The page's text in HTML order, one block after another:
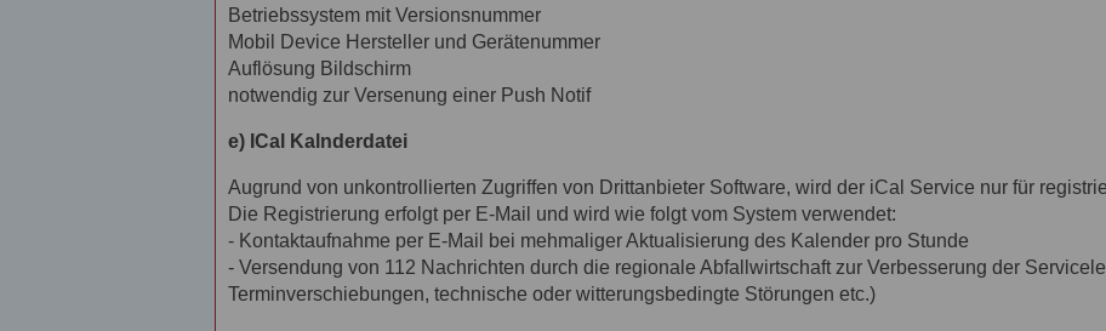
Betriebssystem mit Versionsnummer
Mobil Device Hersteller und Gerätenummer
Auflösung Bildschirm
notwendig zur Versenung einer Push Notif
e) ICal Kalnderdatei
Augrund von unkontrollierten Zugriffen von Drittanbieter Software, wird der iCal Service nur für
Die Registrierung erfolgt per E-Mail und wird wie folgt vom System verwendet:
- Kontaktaufnahme per E-Mail bei mehmaliger Aktualisierung des Kalender pro Stunde
- Versendung von 112 Nachrichten durch die regionale Abfallwirtschaft zur Verbesserung der
Terminverschiebungen, technische oder witterungsbedingte Störungen etc.)